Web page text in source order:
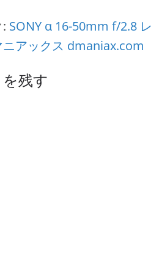
SONY α 16-50mm f/2.8
ニアックス dmaniax.com
残す